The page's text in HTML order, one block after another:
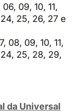
09, 10, 11,
24, 25, 26, 27 e
08, 09, 10, 11,
24, 25, 28, 29,
da Universal